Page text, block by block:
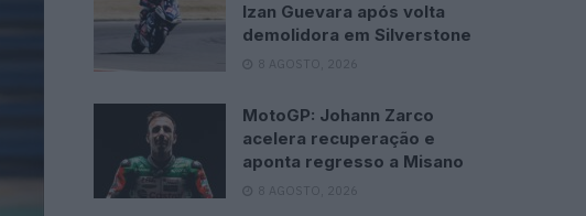
Izan Guevara após volta
demolidora em Silverstone
8 AGOSTO, 2026
MotoGP: Johann Zarco
acelera recuperação e
aponta regresso a Misano
8 AGOSTO, 2026